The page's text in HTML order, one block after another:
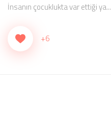
İnsanın çocuklukta var ettiği ya...
+6